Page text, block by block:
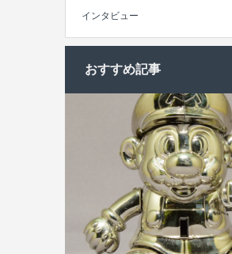
インタビュー
おすすめ記事